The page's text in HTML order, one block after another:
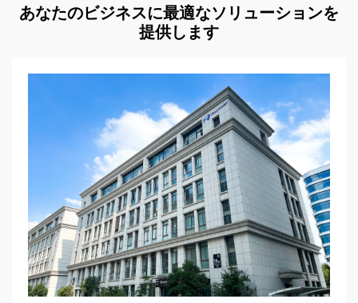
あなたのビジネスに最適なソリューションを
提供します